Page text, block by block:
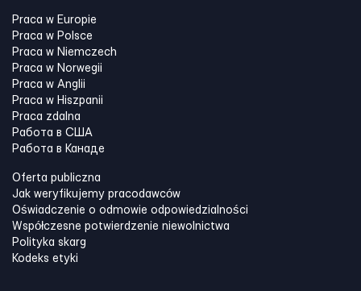
Praca w Europie
Praca w Polsce
Praca w Niemczech
Praca w Norwegii
Praca w Anglii
Praca w Hiszpanii
Praca zdalna
Работа в США
Работа в Канадe
Oferta publiczna
Jak weryfikujemy pracodawców
Oświadczenie o odmowie odpowiedzialności
Współczesne potwierdzenie niewolnictwa
Polityka skarg
Kodeks etyki